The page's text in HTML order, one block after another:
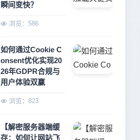
瞬间变快？
浏览：586
如何通过Cookie C
onsent优化实现20
26年GDPR合规与
用户体验双赢
浏览：823
【解密服务器端缓
存：如何让网站飞